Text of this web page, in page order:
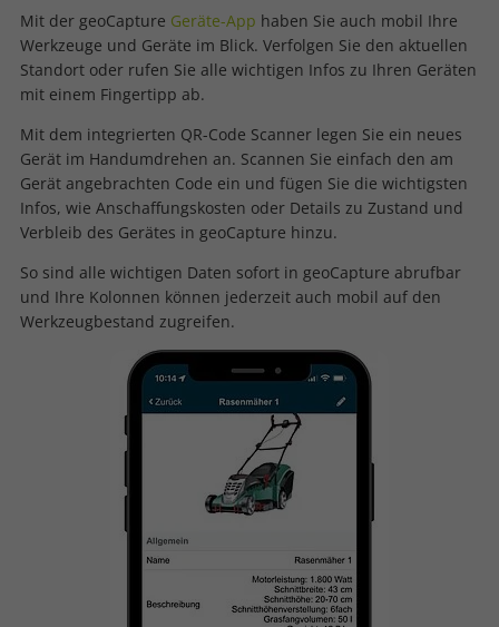
Mit der geoCapture Geräte-App haben Sie auch mobil Ihre
Werkzeuge und Geräte im Blick. Verfolgen Sie den aktuellen
Standort oder rufen Sie alle wichtigen Infos zu Ihren Geräten
mit einem Fingertipp ab.
Mit dem integrierten QR-Code Scanner legen Sie ein neues
Gerät im Handumdrehen an. Scannen Sie einfach den am
Gerät angebrachten Code ein und fügen Sie die wichtigsten
Infos, wie Anschaffungskosten oder Details zu Zustand und
Verbleib des Gerätes in geoCapture hinzu.
So sind alle wichtigen Daten sofort in geoCapture abrufbar
und Ihre Kolonnen können jederzeit auch mobil auf den
Werkzeugbestand zugreifen.